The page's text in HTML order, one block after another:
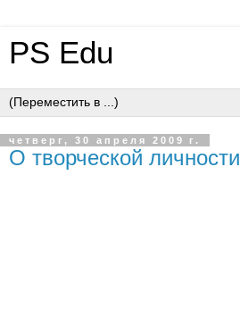
PS Edu
четверг, 30 апреля 2009 г.
О творческой личности